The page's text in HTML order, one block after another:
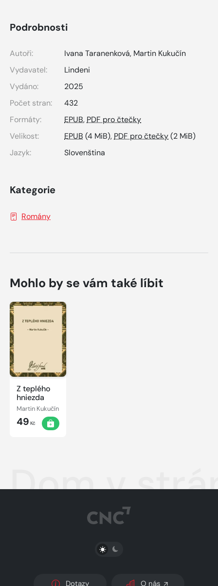
Podrobnosti
Autoři: Ivana Taranenková, Martin Kukučín
Vydavatel:
Lindeni
Vydáno:
2025
Počet stran:
432
Formáty:
EPUB, PDF pro čtečky
Velikost:
EPUB (4 MiB), PDF pro čtečky(2 MiB)
Jazyk:
Slovenština
Kategorie
Romány
Mohlo by se vám také líbit
Z teplého
hniezda
Martin Kukučín
49 Kč
Dom v
PŘEPNOUT SVĚTLÝ/TMAVÝ REŽIM
Dotazy O nás